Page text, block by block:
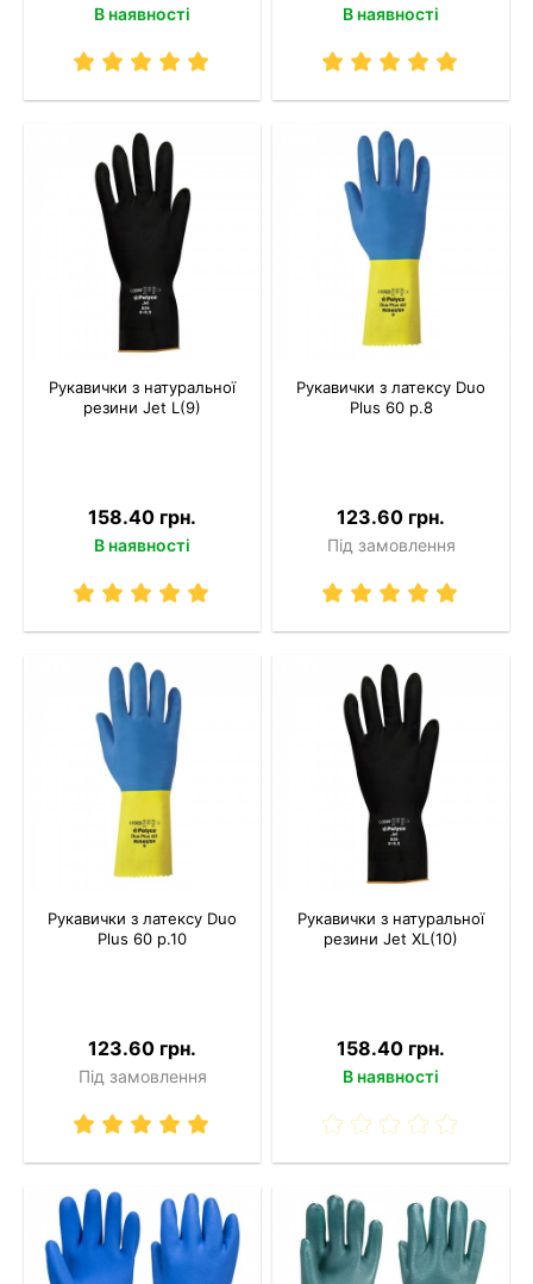
В наявності В наявності
Рукавички з натуральної
резини Jet L(9)
158.40 грн.
В наявності
Рукавички з латексу Duo
Plus 60 р.8
123.60 грн.
Під замовлення
Рукавички з латексу Duo
Plus 60 р.10
123.60 грн.
Під замовлення
Рукавички з натуральної
резини Jet XL(10)
158.40 грн.
В наявності